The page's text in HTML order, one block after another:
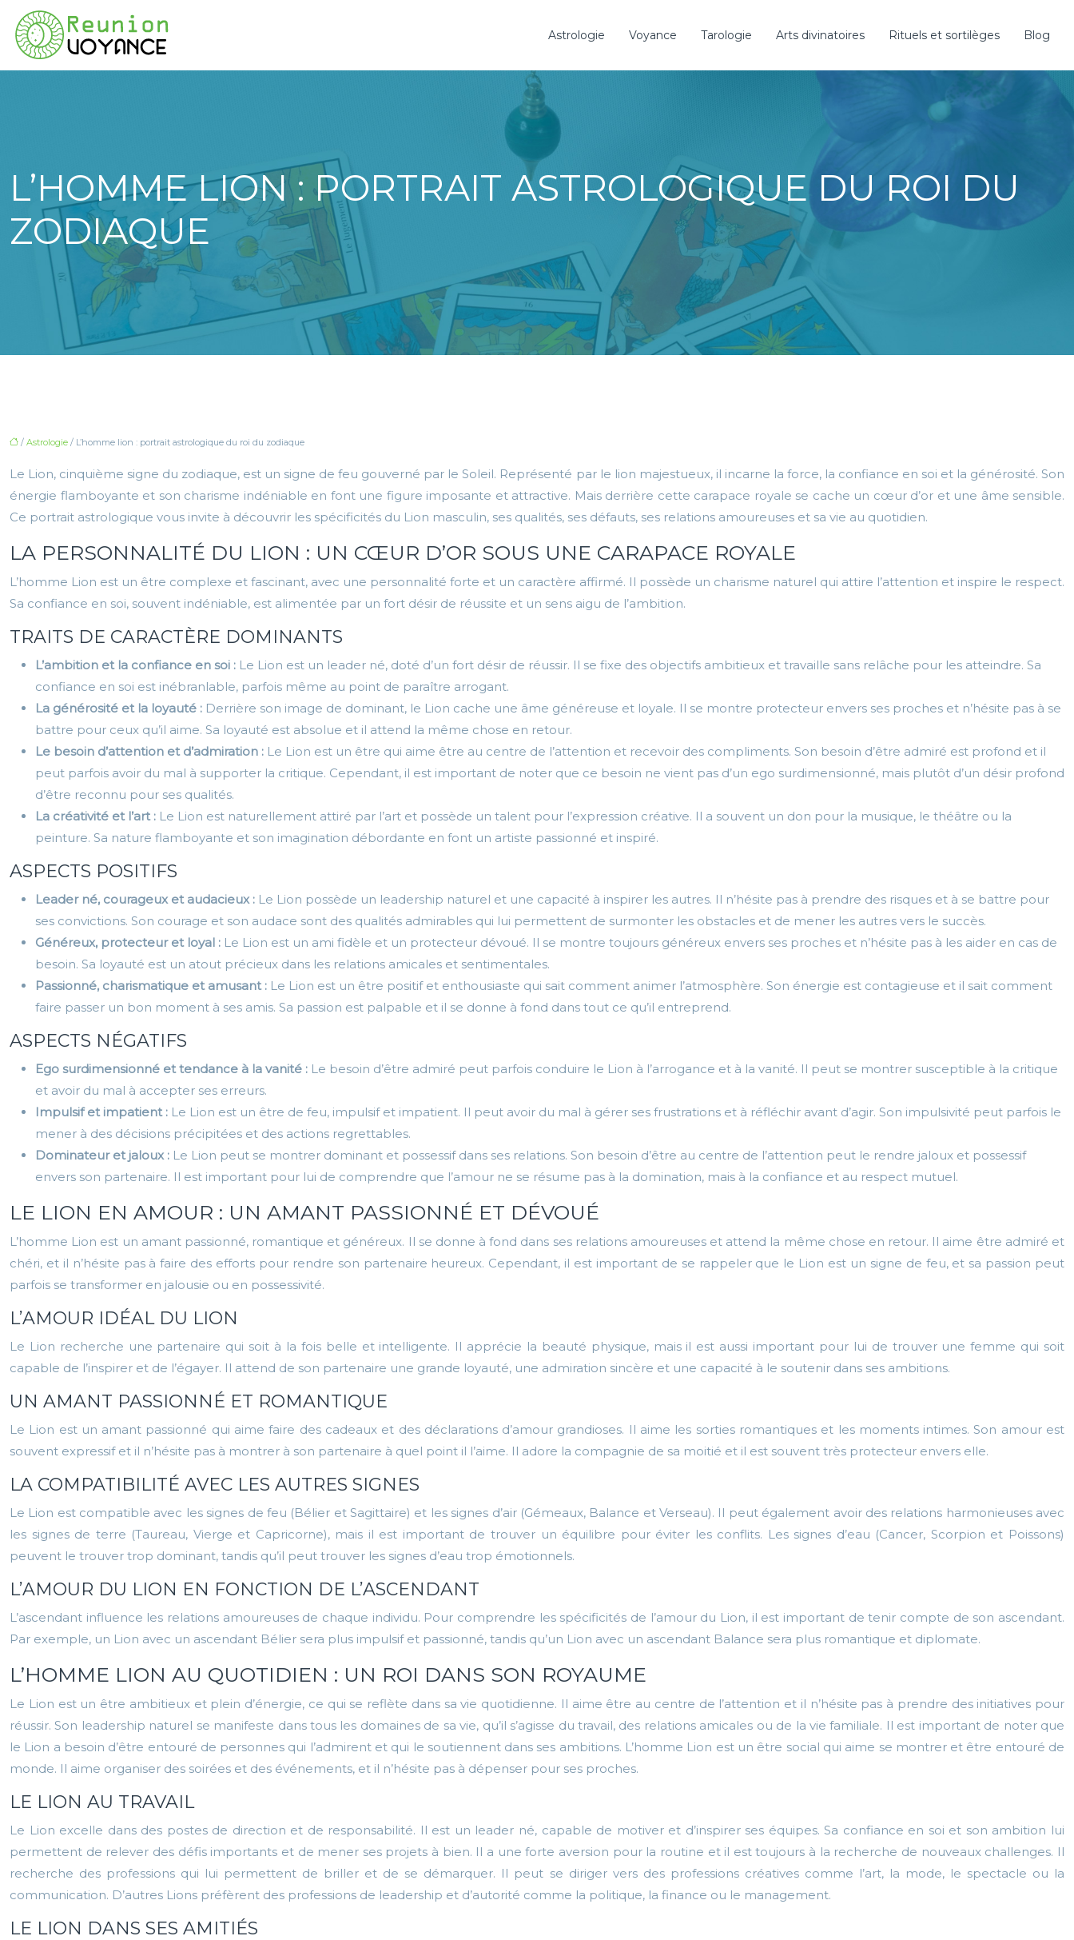
Astrologie Voyance Tarologie Arts divinatoires Rituels et sortilèges Blog
L’HOMME LION : PORTRAIT ASTROLOGIQUE DU ROI DU
ZODIAQUE
/ Astrologie / L’homme lion : portrait astrologique du roi du zodiaque
Le Lion, cinquième signe du zodiaque, est un signe de feu gouverné par le Soleil. Représenté par le lion majestueux, il incarne la force, la confiance en soi et la générosité. Son
énergie flamboyante et son charisme indéniable en font une figure imposante et attractive. Mais derrière cette carapace royale se cache un cœur d’or et une âme sensible.
Ce portrait astrologique vous invite à découvrir les spécificités du Lion masculin, ses qualités, ses défauts, ses relations amoureuses et sa vie au quotidien.
LA PERSONNALITÉ DU LION : UN CŒUR D’OR SOUS UNE CARAPACE ROYALE
L’homme Lion est un être complexe et fascinant, avec une personnalité forte et un caractère affirmé. Il possède un charisme naturel qui attire l’attention et inspire le respect.
Sa confiance en soi, souvent indéniable, est alimentée par un fort désir de réussite et un sens aigu de l’ambition.
TRAITS DE CARACTÈRE DOMINANTS
L’ambition et la confiance en soi : Le Lion est un leader né, doté d’un fort désir de réussir. Il se fixe des objectifs ambitieux et travaille sans relâche pour les atteindre. Sa
confiance en soi est inébranlable, parfois même au point de paraître arrogant.
La générosité et la loyauté : Derrière son image de dominant, le Lion cache une âme généreuse et loyale. Il se montre protecteur envers ses proches et n’hésite pas à se
battre pour ceux qu’il aime. Sa loyauté est absolue et il attend la même chose en retour.
Le besoin d’attention et d’admiration : Le Lion est un être qui aime être au centre de l’attention et recevoir des compliments. Son besoin d’être admiré est profond et il
peut parfois avoir du mal à supporter la critique. Cependant, il est important de noter que ce besoin ne vient pas d’un ego surdimensionné, mais plutôt d’un désir profond
d’être reconnu pour ses qualités.
La créativité et l’art : Le Lion est naturellement attiré par l’art et possède un talent pour l’expression créative. Il a souvent un don pour la musique, le théâtre ou la
peinture. Sa nature flamboyante et son imagination débordante en font un artiste passionné et inspiré.
ASPECTS POSITIFS
Leader né, courageux et audacieux : Le Lion possède un leadership naturel et une capacité à inspirer les autres. Il n’hésite pas à prendre des risques et à se battre pour
ses convictions. Son courage et son audace sont des qualités admirables qui lui permettent de surmonter les obstacles et de mener les autres vers le succès.
Généreux, protecteur et loyal : Le Lion est un ami fidèle et un protecteur dévoué. Il se montre toujours généreux envers ses proches et n’hésite pas à les aider en cas de
besoin. Sa loyauté est un atout précieux dans les relations amicales et sentimentales.
Passionné, charismatique et amusant : Le Lion est un être positif et enthousiaste qui sait comment animer l’atmosphère. Son énergie est contagieuse et il sait comment
faire passer un bon moment à ses amis. Sa passion est palpable et il se donne à fond dans tout ce qu’il entreprend.
ASPECTS NÉGATIFS
Ego surdimensionné et tendance à la vanité : Le besoin d’être admiré peut parfois conduire le Lion à l’arrogance et à la vanité. Il peut se montrer susceptible à la critique
et avoir du mal à accepter ses erreurs.
Impulsif et impatient : Le Lion est un être de feu, impulsif et impatient. Il peut avoir du mal à gérer ses frustrations et à réfléchir avant d’agir. Son impulsivité peut parfois le
mener à des décisions précipitées et des actions regrettables.
Dominateur et jaloux : Le Lion peut se montrer dominant et possessif dans ses relations. Son besoin d’être au centre de l’attention peut le rendre jaloux et possessif
envers son partenaire. Il est important pour lui de comprendre que l’amour ne se résume pas à la domination, mais à la confiance et au respect mutuel.
LE LION EN AMOUR : UN AMANT PASSIONNÉ ET DÉVOUÉ
L’homme Lion est un amant passionné, romantique et généreux. Il se donne à fond dans ses relations amoureuses et attend la même chose en retour. Il aime être admiré et
chéri, et il n’hésite pas à faire des efforts pour rendre son partenaire heureux. Cependant, il est important de se rappeler que le Lion est un signe de feu, et sa passion peut
parfois se transformer en jalousie ou en possessivité.
L’AMOUR IDÉAL DU LION
Le Lion recherche une partenaire qui soit à la fois belle et intelligente. Il apprécie la beauté physique, mais il est aussi important pour lui de trouver une femme qui soit
capable de l’inspirer et de l’égayer. Il attend de son partenaire une grande loyauté, une admiration sincère et une capacité à le soutenir dans ses ambitions.
UN AMANT PASSIONNÉ ET ROMANTIQUE
Le Lion est un amant passionné qui aime faire des cadeaux et des déclarations d’amour grandioses. Il aime les sorties romantiques et les moments intimes. Son amour est
souvent expressif et il n’hésite pas à montrer à son partenaire à quel point il l’aime. Il adore la compagnie de sa moitié et il est souvent très protecteur envers elle.
LA COMPATIBILITÉ AVEC LES AUTRES SIGNES
Le Lion est compatible avec les signes de feu (Bélier et Sagittaire) et les signes d’air (Gémeaux, Balance et Verseau). Il peut également avoir des relations harmonieuses avec
les signes de terre (Taureau, Vierge et Capricorne), mais il est important de trouver un équilibre pour éviter les conflits. Les signes d’eau (Cancer, Scorpion et Poissons)
peuvent le trouver trop dominant, tandis qu’il peut trouver les signes d’eau trop émotionnels.
L’AMOUR DU LION EN FONCTION DE L’ASCENDANT
L’ascendant influence les relations amoureuses de chaque individu. Pour comprendre les spécificités de l’amour du Lion, il est important de tenir compte de son ascendant.
Par exemple, un Lion avec un ascendant Bélier sera plus impulsif et passionné, tandis qu’un Lion avec un ascendant Balance sera plus romantique et diplomate.
L’HOMME LION AU QUOTIDIEN : UN ROI DANS SON ROYAUME
Le Lion est un être ambitieux et plein d’énergie, ce qui se reflète dans sa vie quotidienne. Il aime être au centre de l’attention et il n’hésite pas à prendre des initiatives pour
réussir. Son leadership naturel se manifeste dans tous les domaines de sa vie, qu’il s’agisse du travail, des relations amicales ou de la vie familiale. Il est important de noter que
le Lion a besoin d’être entouré de personnes qui l’admirent et qui le soutiennent dans ses ambitions. L’homme Lion est un être social qui aime se montrer et être entouré de
monde. Il aime organiser des soirées et des événements, et il n’hésite pas à dépenser pour ses proches.
LE LION AU TRAVAIL
Le Lion excelle dans des postes de direction et de responsabilité. Il est un leader né, capable de motiver et d’inspirer ses équipes. Sa confiance en soi et son ambition lui
permettent de relever des défis importants et de mener ses projets à bien. Il a une forte aversion pour la routine et il est toujours à la recherche de nouveaux challenges. Il
recherche des professions qui lui permettent de briller et de se démarquer. Il peut se diriger vers des professions créatives comme l’art, la mode, le spectacle ou la
communication. D’autres Lions préfèrent des professions de leadership et d’autorité comme la politique, la finance ou le management.
LE LION DANS SES AMITIÉS